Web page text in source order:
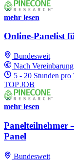
mehr lesen
Online-Panelist
Bundesweit
Nach Vereinbarung
5 - 20 Stunden pro
TOP JOB
mehr lesen
Panelteilnehmer
Panel
Bundesweit